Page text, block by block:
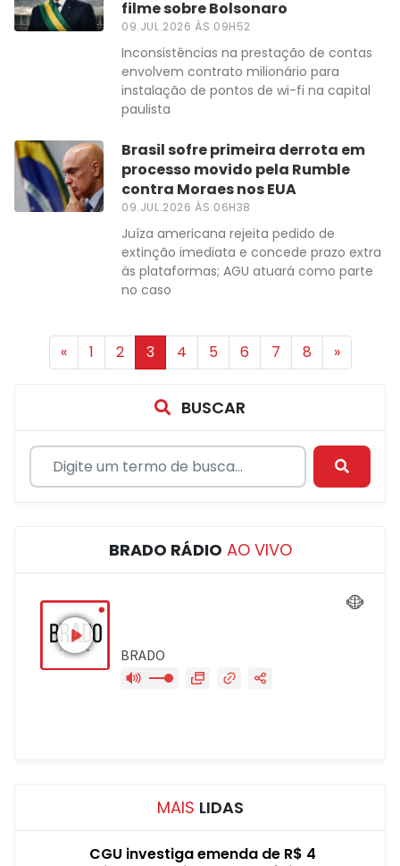
filme sobre Bolsonaro
09.JUL.2026 ÀS 09H52
Inconsistências na prestação de contas
envolvem contrato milionário para
instalação de pontos de wi-fi na capital
paulista
Brasil sofre primeira derrota em
processo movido pela Rumble
contra Moraes nos EUA
09.JUL.2026 ÀS 06H38
Juíza americana rejeita pedido de
extinção imediata e concede prazo extra
às plataformas; AGU atuará como parte
no caso
« 1 2 3 4 5 6 7 8 »
BUSCAR
BRADO RÁDIO AO VIVO
MAIS LIDAS
CGU investiga emenda de R$ 4